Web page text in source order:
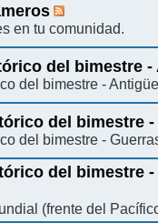
en tu comunidad.
del bimestre -
del bimestre -
del bimestre
del bimestre -
del bimestre
(frente del